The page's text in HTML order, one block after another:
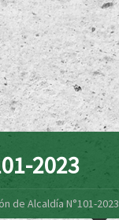
2023
de Alcaldía N°101-2023